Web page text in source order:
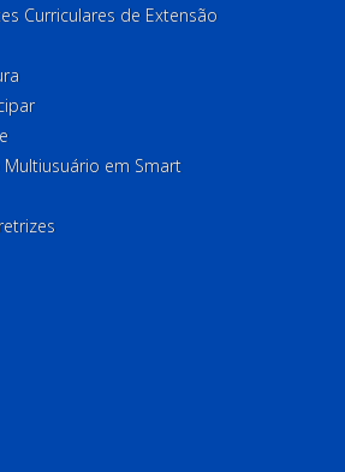
Curriculares de Extensão
em Smart